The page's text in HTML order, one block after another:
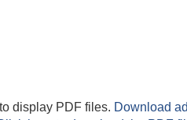
display PDF files. Download